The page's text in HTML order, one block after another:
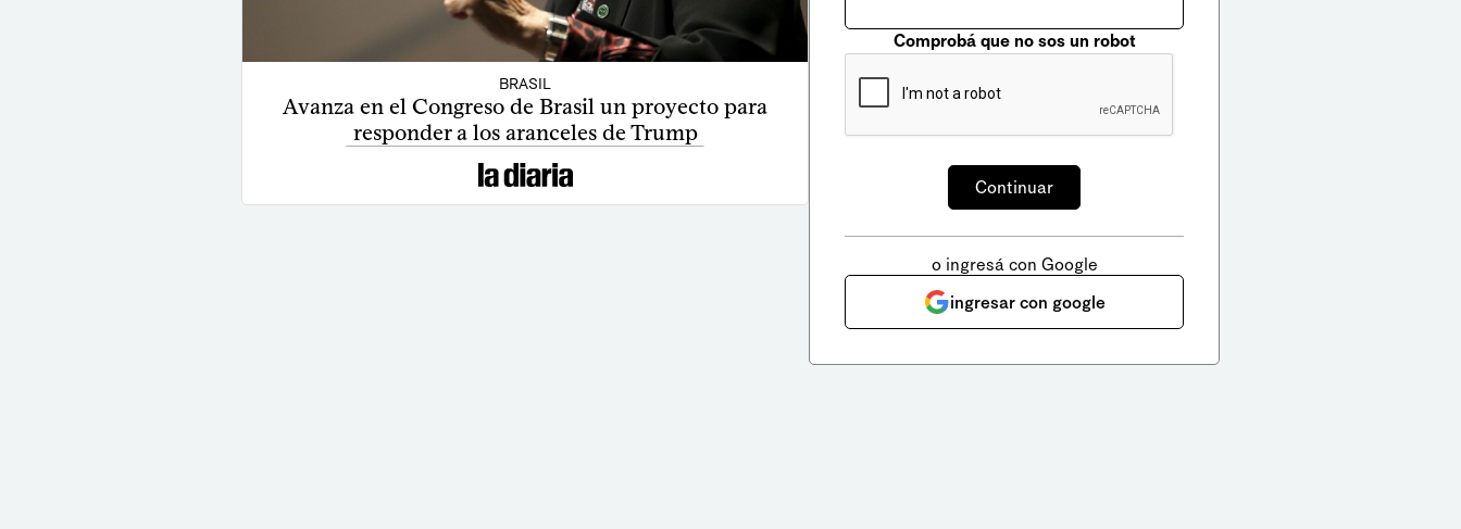
BRASIL
Avanza en el Congreso de Brasil un proyecto para
responder a los aranceles de Trump
Comprobá que no sos un robot
o ingresá con Google
ingresar con google